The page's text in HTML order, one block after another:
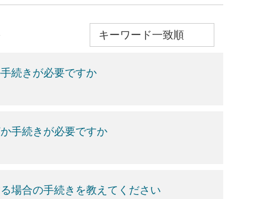
続きが必要ですか
手続きが必要ですか
場合の手続きを教えてください